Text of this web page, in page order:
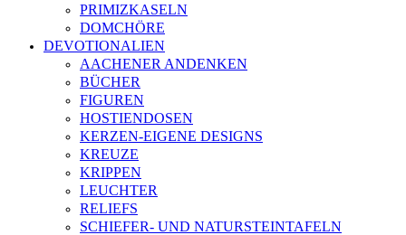
PRIMIZKASELN
DOMCHÖRE
DEVOTIONALIEN
AACHENER ANDENKEN
BÜCHER
FIGUREN
HOSTIENDOSEN
KERZEN-EIGENE DESIGNS
KREUZE
KRIPPEN
LEUCHTER
RELIEFS
SCHIEFER- UND NATURSTEINTAFELN